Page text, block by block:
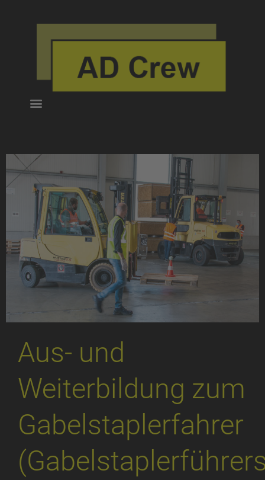
Aus- und
Weiterbildung zum
Gabelstaplerfahrer